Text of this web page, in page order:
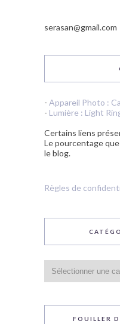
serasan@gmail.com
- Appareil Photo :
- Lumière : Light
Certains liens
Le pourcentage
le blog.
Règles de
du
blog
FOUILLER